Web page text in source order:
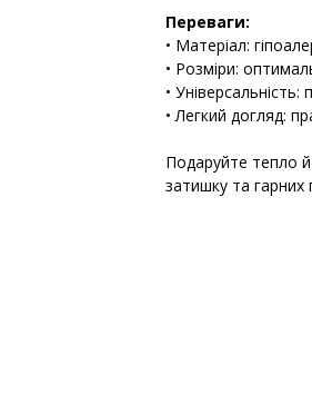
Переваги:
• Матеріал:
• Розміри:
•
• Легкий догляд:
Подаруйте тепло
затишку та